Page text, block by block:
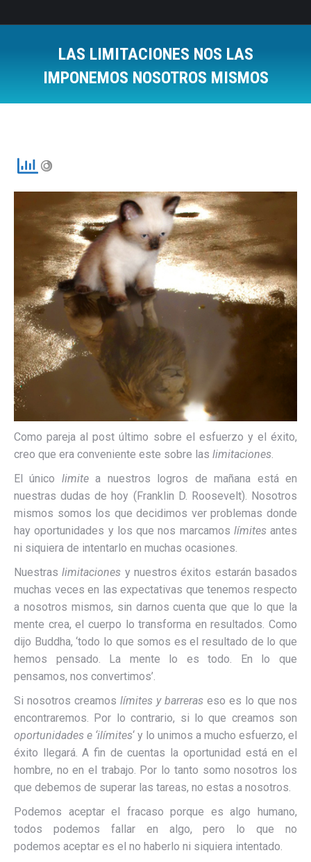
LAS LIMITACIONES NOS LAS
IMPONEMOS NOSOTROS MISMOS
Como pareja al post último sobre el esfuerzo y el éxito,
creo que era conveniente este sobre las limitaciones.
El único limitea nuestros logros de mañana está en
nuestras dudas de hoy (Franklin D. Roosevelt). Nosotros
mismos somos los que decidimos ver problemas donde
hay oportunidades y los que nos marcamos límitesantes
ni siquiera de intentarlo en muchas ocasiones.
Nuestras limitaciones y nuestros éxitos estarán basados
muchas veces en las expectativas que tenemos respecto
a nosotros mismos, sin darnos cuenta que que lo que la
mente crea, el cuerpo lo transforma en resultados. Como
dijo Buddha, ‘todo lo que somos es el resultado de lo que
hemos pensado. La mente lo es todo. En lo que
pensamos, nos convertimos’.
Si nosotros creamos límites y barreras eso es lo que nos
encontraremos. Por lo contrario, si lo que creamos son
oportunidades e ‘ilímites‘ y lo unimos a mucho esfuerzo, el
éxito llegará. A fin de cuentas la oportunidad está en el
hombre, no en el trabajo. Por lo tanto somo nosotros los
que debemos de superar las tareas, no estas a nosotros.
Podemos aceptar el fracaso porque es algo humano,
todos podemos fallar en algo, pero lo que no
podemos aceptar es el no haberlo ni siquiera intentado.